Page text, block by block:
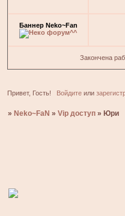
Баннер Neko~Fan
Закончена
Привет, Гость! Войдитеили
» Neko~FaN »Vip доступ » Юри